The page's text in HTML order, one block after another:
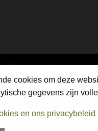
ALBUMS
cookies om deze
gegevens zijn
en ons privacybeleid